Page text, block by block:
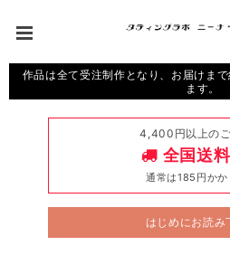
作品は全て受注制作となり、お届けま
ます。
4,400円以上の
全国送
通常は185円かか
はじめにお読み